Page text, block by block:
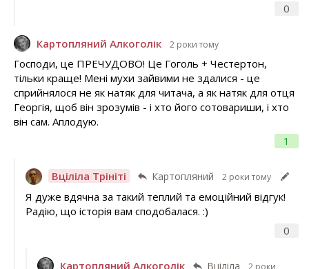
0
Картопляний Алкоголік 2 роки тому
1
Господи, це ПРЕЧУДОВО! Це Гоголь + Честертон,
тільки краще! Мені мухи зайвими не здалися - це
сприйнялося не як натяк для читача, а як натяк для отця
Георгія, щоб він зрозумів - і хто його сотовариши, і хто
він сам. Аплодую.
Вціліла Трініті Картопляний 2 роки тому
0
Я дуже вдячна за такий теплий та емоційний відгук!
Радію, що історія вам сподобалася. :)
Картопляний Алкоголік Вціліла
2 роки